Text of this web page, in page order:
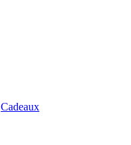
Cadeaux